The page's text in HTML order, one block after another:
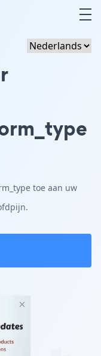
toe aan uw